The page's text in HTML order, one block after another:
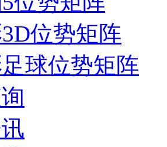
位势矩阵
球位势矩阵